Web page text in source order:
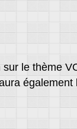
sur le thème